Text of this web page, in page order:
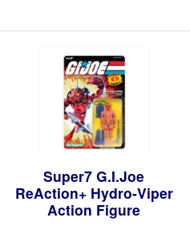
Super7 G.I.Joe
ReAction+ Hydro-Viper
Action Figure